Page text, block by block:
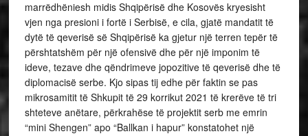
marrëdhëniesh midis Shqipërisë dhe Kosovës kryesisht
vjen nga presioni i fortë i Serbisë, e cila, gjatë mandatit të
dytë të qeverisë së Shqipërisë ka gjetur një terren tepër të
përshtatshëm për një ofensivë dhe për një imponim të
ideve, tezave dhe qëndrimeve jopozitive të qeverisë dhe të
diplomacisë serbe. Kjo sipas tij edhe për faktin se pas
mikrosamitit të Shkupit të 29 korrikut 2021 të krerëve të tri
shteteve anëtare, përkrahëse të projektit serb me emrin
“mini Shengen” apo “Ballkan i hapur” konstatohet një